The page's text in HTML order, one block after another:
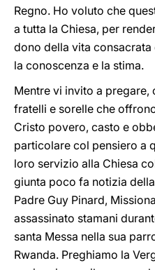
Regno. Ho voluto che
a tutta la Chiesa, per
dono della vita
la conoscenza e la stima.
Mentre vi invito a pregare,
fratelli e sorelle che
Cristo povero, casto e
particolare col pensiero a
loro servizio alla Chiesa
giunta poco fa notizia
Padre Guy Pinard,
assassinato stamani
santa Messa nella sua
Rwanda. Preghiamo la